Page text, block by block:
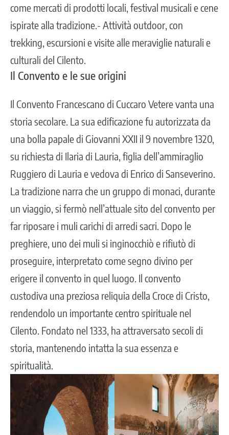
come mercati di prodotti locali, festival musicali e cene
ispirate alla tradizione.- Attività outdoor, con
trekking, escursioni e visite alle meraviglie naturali e
culturali del Cilento.
Il Convento e le sue origini
Il Convento Francescano di Cuccaro Vetere vanta una
storia secolare. La sua edificazione fu autorizzata da
una bolla papale di Giovanni XXII il 9 novembre 1320,
su richiesta di Ilaria di Lauria, figlia dell’ammiraglio
Ruggiero di Lauria e vedova di Enrico di Sanseverino.
La tradizione narra che un gruppo di monaci, durante
un viaggio, si fermò nell’attuale sito del convento per
far riposare i muli carichi di arredi sacri. Dopo le
preghiere, uno dei muli si inginocchiò e rifiutò di
proseguire, interpretato come segno divino per
erigere il convento in quel luogo. Il convento
custodiva una preziosa reliquia della Croce di Cristo,
rendendolo un importante centro spirituale nel
Cilento. Fondato nel 1333, ha attraversato secoli di
storia, mantenendo intatta la sua essenza e
spiritualità.